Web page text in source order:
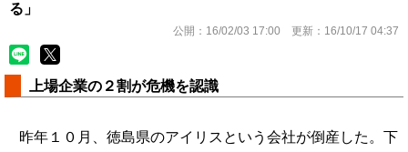
る」
公開： 16/02/03 17:00 更新： 16/10/17 04:37
上場企業の２割が危機を認識
昨年１０月、徳島県のアイリスという会社が倒産した。下